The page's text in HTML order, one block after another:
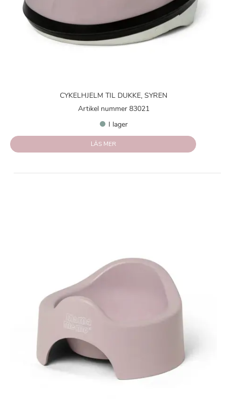
CYKELHJELM TIL DUKKE, SYREN
Artikel nummer 83021
I lager
LÄS MER